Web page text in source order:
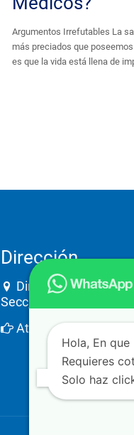
Argumentos Irrefutables La
más preciados que
es que la vida está llena de
Dirección
Dirección: Ostia
Secc, 44648
Atención a clientes
Hola, En
Requieres
Solo haz